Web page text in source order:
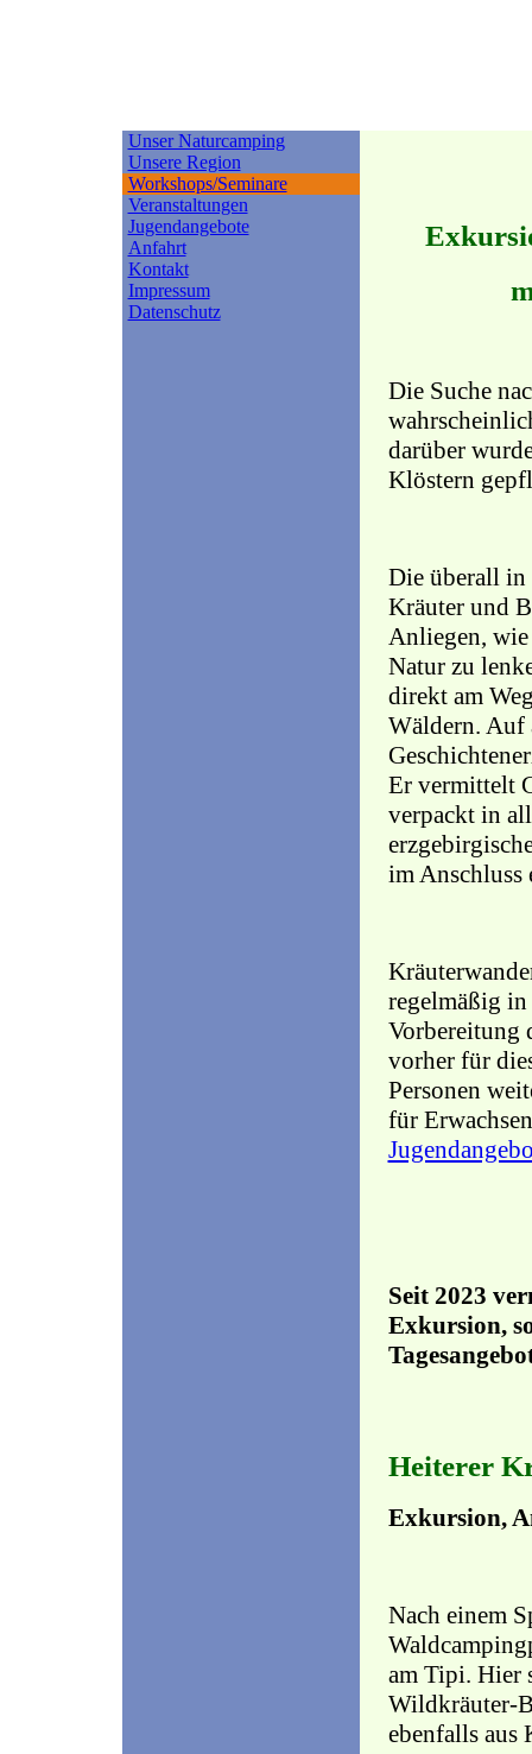
Unser Naturcamping
Unsere Region
Workshops/Seminare
Veranstaltungen
Jugendangebote
Anfahrt
Kontakt
Impressum
Datenschutz
Die Suche
darüber
Klöstern
Die überall in
Kräuter und
Anliegen,
Natur zu
direkt am
Wäldern. Auf
Er vermittelt
verpackt in
im Anschluss
regelmäßig
Vorbereitung
vorher für
Personen
für
Seit 2023
Exkursion,
Heiterer
Exkursion,
Nach einem
am Tipi. Hier
Wildkräuter-
ebenfalls aus